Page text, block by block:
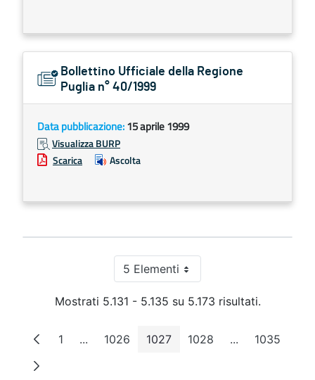
Bollettino Ufficiale della Regione
Puglia n° 40/1999
Data pubblicazione:15 aprile 1999
Visualizza BURP
Scarica
Ascolta
5 ElementiPer pagina
Mostrati 5.131 - 5.135 su 5.173 risultati.
Pagina
1 ...Pagine intermedie
Pagina
1026 Pagina
1027 Pagina
1028 ...PaginePagina
1035